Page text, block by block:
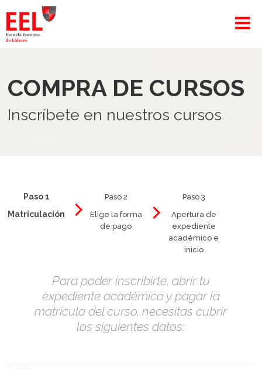
COMPRA DE CURSOS
Inscríbete en nuestros cursos
Paso 1
Matriculación
Paso 2
Elige la forma
de pago
Paso 3
Apertura de
expediente
académico e
inicio
Para poder inscribirte, abrir tu
expediente académico y pagar la
matrícula del curso, necesitas cubrir
los siguientes datos: